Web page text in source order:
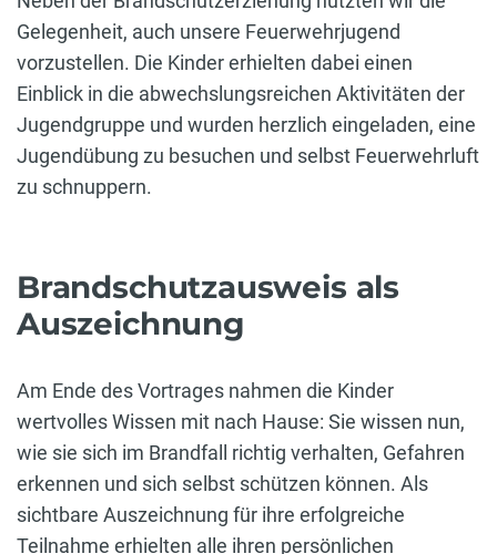
Gelegenheit, auch unsere Feuerwehrjugend
vorzustellen. Die Kinder erhielten dabei einen
Einblick in die abwechslungsreichen Aktivitäten der
Jugendgruppe und wurden herzlich eingeladen, eine
Jugendübung zu besuchen und selbst Feuerwehrluft
zu schnuppern.
Brandschutzausweis als
Auszeichnung
Am Ende des Vortrages nahmen die Kinder
wertvolles Wissen mit nach Hause: Sie wissen nun,
wie sie sich im Brandfall richtig verhalten, Gefahren
erkennen und sich selbst schützen können. Als
sichtbare Auszeichnung für ihre erfolgreiche
Teilnahme erhielten alle ihren persönlichen